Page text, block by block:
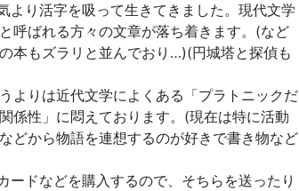
り活字を吸って生きてきました。現代文学
呼ばれる方々の文章が落ち着きます。(など
本もズラリと並んでおり…)(円城塔と探偵も
よりは近代文学によくある「プラトニックだ
係性」に悶えております。(現在は特に活動
どから物語を連想するのが好きで書き物など
ドなどを購入するので、そちらを送ったり